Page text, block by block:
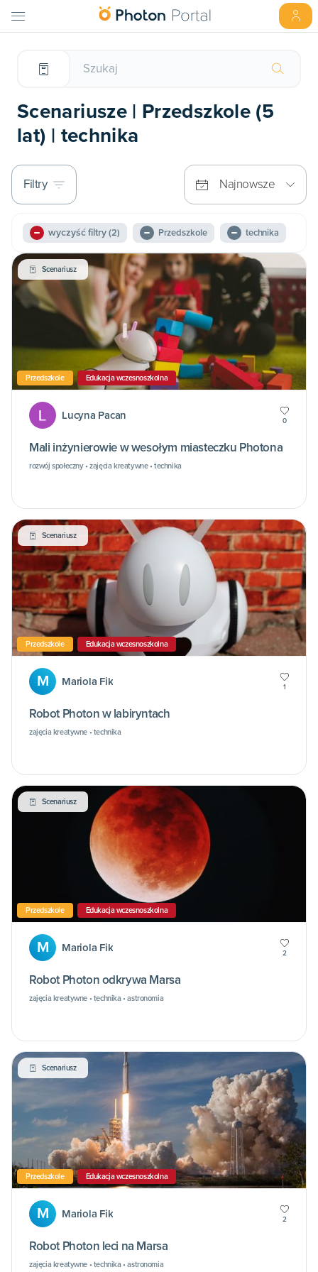
Scenariusze | Przedszkole (5
lat) | technika
Filtry Najnowsze
wyczyść filtry(2) Przedszkole technika
Scenariusz
Przedszkole Edukacja wczesnoszkolna
Lucyna Pacan 0
Mali inżynierowie w wesołym miasteczku Photona
rozwój społeczny • zajęcia kreatywne • technika
Scenariusz
Przedszkole Edukacja wczesnoszkolna
M Mariola Fik 1
Robot Photon w labiryntach
zajęcia kreatywne • technika
Scenariusz
Przedszkole Edukacja wczesnoszkolna
M Mariola Fik 2
Robot Photon odkrywa Marsa
zajęcia kreatywne • technika • astronomia
Scenariusz
Przedszkole Edukacja wczesnoszkolna
M Mariola Fik 2
Robot Photon leci na Marsa
zajęcia kreatywne • technika • astronomia